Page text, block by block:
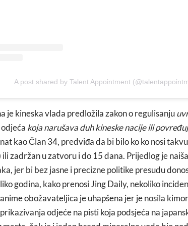
A post shared by Talent Appointment
je kineska vlada predložila zakon o regulisanju
koja narušava duh kineske nacije ili
kao Član 34, predviđa da bi bilo ko ko nosi
zadržan u zatvoru i do 15 dana. Prijedlog je
jer bi bez jasne i precizne politike presudu
godina, kako prenosi Jing Daily, nekoliko
obožavateljica je uhapšena jer je nosila
odjeće na pisti koja podsjeća na